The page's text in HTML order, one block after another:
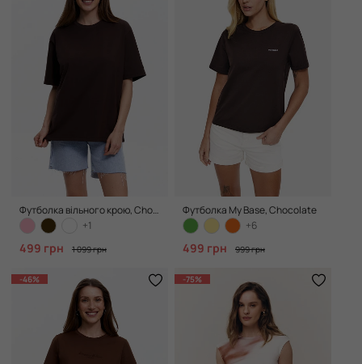
Футболка вільного крою, Chocolate
+1
499 грн 1 099 грн
Футболка My Base, Chocolate
+6
499 грн 999 грн
-46% -75%